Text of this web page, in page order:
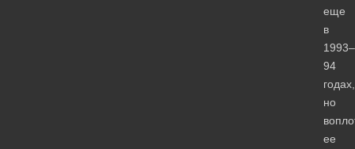
еще
в
1993–
94
годах,
но
ее